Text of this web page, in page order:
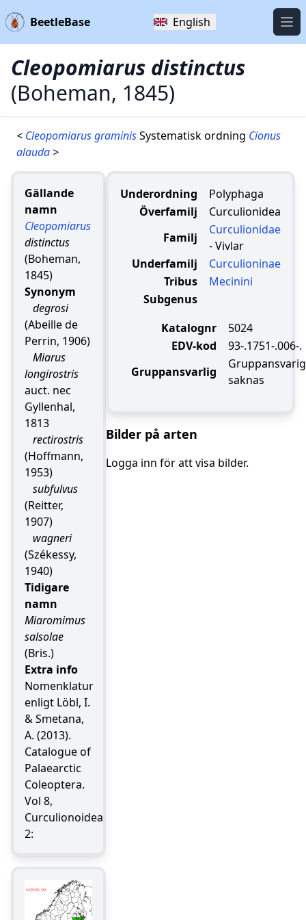
BeetleBase English
Cleopomiarus distinctus
(Boheman, 1845)
< Cleopomiarus graminisSystematisk ordning Cionus
alauda >
Gällande
namn
Cleopomiarus
distinctus
(Boheman,
1845)
Synonym
degrosi
(Abeille de
Perrin, 1906)
Miarus
longirostris
auct. nec
Gyllenhal,
1813
rectirostris
(Hoffmann,
1953)
subfulvus
(Reitter,
1907)
wagneri
(Székessy,
1940)
Tidigare
namn
Miaromimus
salsolae
(Bris.)
Extra info
Nomenklatur
enligt Löbl, I.
& Smetana,
A. (2013).
Catalogue of
Palaearctic
Coleoptera.
Vol 8,
Curculionoidea
2:
Underordning
Polyphaga
Överfamilj
Curculionidea
Familj
Curculionidae
- Vivlar
Underfamilj
Curculioninae
Tribus
Mecinini
Subgenus
Katalognr
5024
EDV-kod
93-.1751-.006-.
Gruppansvarlig
Gruppansvarig
saknas
Bilder på arten
Logga inn för att visa bilder.